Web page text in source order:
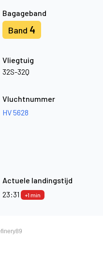
Bagageband
Band 4
Vliegtuig
32S-32Q
Vluchtnummer
HV 5628
Actuele landingstijd
23:31
+1 min